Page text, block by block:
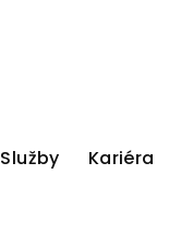
Služby Kariéra